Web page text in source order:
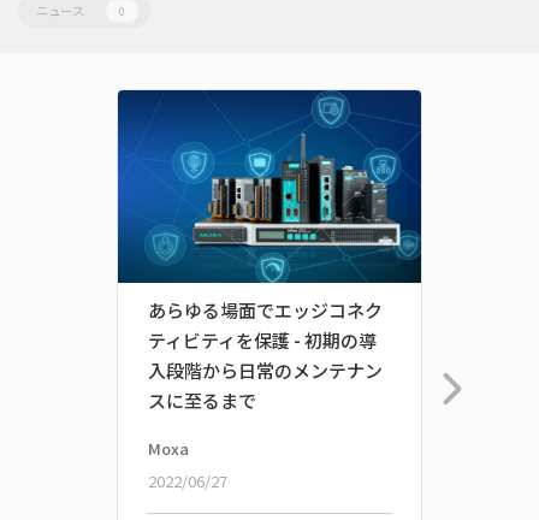
ニュース 0
あらゆる場面でエッジコネク
ティビティを保護 - 初期の導
入段階から日常のメンテナン
スに至るまで
Moxa
2022/06/27